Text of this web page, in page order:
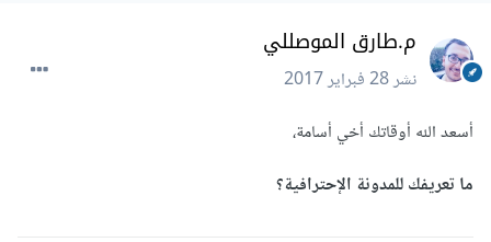
م.طارق الموصللي
نشر28 فبراير 2017
أسعد الله أوقاتك أخي أسامة،
ما تعريفك للمدونة الإحترافية؟